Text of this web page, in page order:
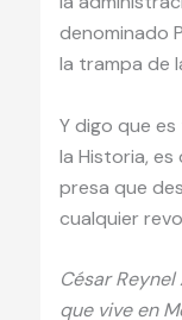
denominado
la trampa de
Y digo que
la Historia,
presa que
cualquier
César
que vive en